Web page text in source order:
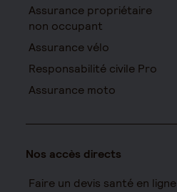
Assurance propriétaire
non occupant
Assurance vélo
Responsabilité civile Pro
Assurance moto
Nos accès directs
Faire un devis santé en ligne